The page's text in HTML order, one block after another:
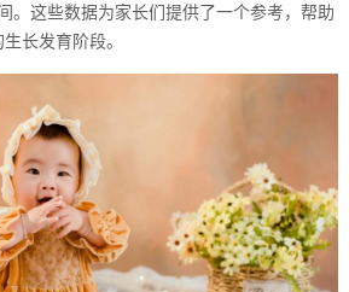
。这些数据为家长们提供了一个参考，帮助
长发育阶段。